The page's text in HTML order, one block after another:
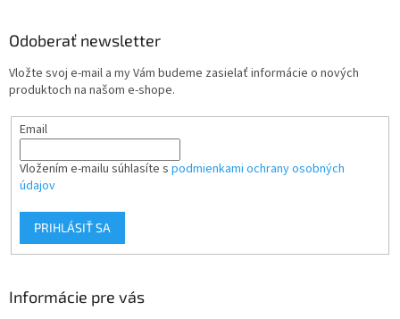
Odoberať newsletter
Vložte svoj e-mail a my Vám budeme zasielať informácie o nových
produktoch na našom e-shope.
Email
Vložením e-mailu súhlasíte s podmienkami ochrany osobných
údajov
PRIHLÁSIŤ SA
Informácie pre vás